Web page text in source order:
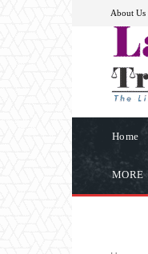
About Us
Home
MORE